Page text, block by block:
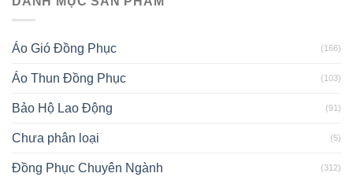
Áo Gió Đồng Phục (166)
Áo Thun Đồng Phục (103)
Bảo Hộ Lao Động (91)
Chưa phân loại (5)
Đồng Phục Chuyên Ngành (312)